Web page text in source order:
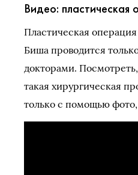
Видео: пластическая
Пластическая
Биша проводится
докторами.
такая хирургическая
только с помощью